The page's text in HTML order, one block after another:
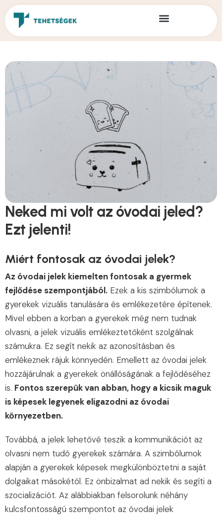
Neked mi volt az óvodai jeled?
Ezt jelenti!
Miért fontosak az óvodai jelek?
Az óvodai jelek kiemelten fontosak a gyermek
fejlődése szempontjából. Ezek a kis szimbólumok a
gyerekek vizuális tanulására és emlékezetére építenek.
Mivel ebben a korban a gyerekek még nem tudnak
olvasni, a jelek vizuális emlékeztetőként szolgálnak
számukra. Ez segít nekik az azonosításban és
emlékeznek rájuk könnyedén. Emellett az óvodai jelek
hozzájárulnak a gyerekek önállóságának a fejlődéséhez
is. Fontos szerepük van abban, hogy a kicsik maguk
is képesek legyenek eligazodni az óvodai
környezetben.
Továbbá, a jelek lehetővé teszik a kommunikációt az
olvasni nem tudó gyerekek számára. A szimbólumok
alapján a gyerekek képesek megkülönböztetni a saját
dolgaikat másokétól. Ez önbizalmat ad nekik és segíti a
szocializációt. Az alábbiakban felsorolunk néhány
kulcsfontosságú szempontot az óvodai jelek